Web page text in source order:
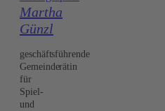
Martha
Günzl
geschäftsführende
Gemeinderätin
für
Spiel-
und